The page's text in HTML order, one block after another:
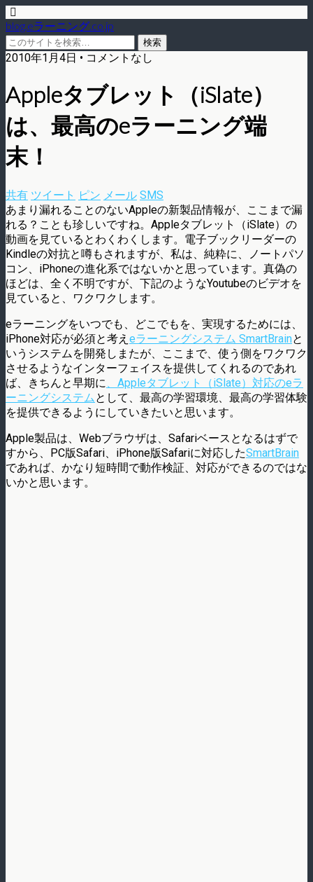
blog.eラーニング.co.jp
2010年1月4日 • コメントなし
Appleタブレット（iSlate）
は、最高のeラーニング端
末！
共有 ツイート ピン メール SMS
あまり漏れることのないAppleの新製品情報が、ここまで漏
れる？ことも珍しいですね。Appleタブレット（iSlate）の
動画を見ているとわくわくします。電子ブックリーダーの
Kindleの対抗と噂もされますが、私は、純粋に、ノートパソ
コン、iPhoneの進化系ではないかと思っています。真偽の
ほどは、全く不明ですが、下記のようなYoutubeのビデオを
見ていると、ワクワクします。
eラーニングをいつでも、どこでもを、実現するためには、
iPhone対応が必須と考え eラーニングシステム SmartBrainと
いうシステムを開発しまたが、ここまで、使う側をワクワク
させるようなインターフェイスを提供してくれるのであれ
ば、きちんと早期に、Appleタブレット（iSlate）対応のeラ
ーニングシステムとして、最高の学習環境、最高の学習体験
を提供できるようにしていきたいと思います。
Apple製品は、Webブラウザは、Safariベースとなるはずで
すから、PC版Safari、iPhone版Safariに対応したSmartBrain
であれば、かなり短時間で動作検証、対応ができるのではな
いかと思います。